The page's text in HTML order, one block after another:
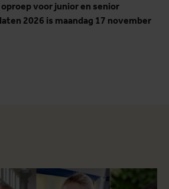
voor junior en senior
2026 is maandag 17 november